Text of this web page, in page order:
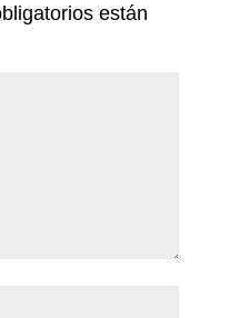
están